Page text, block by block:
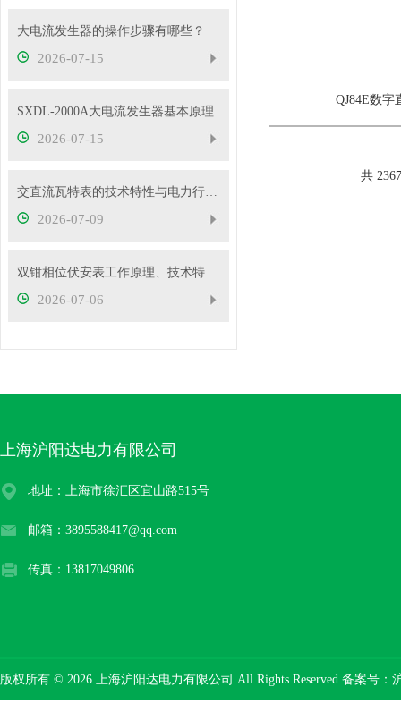
大电流发生器的操作步骤有哪些？
2026-07-15
SXDL-2000A大电流发生器基本原理
2026-07-15
交直流瓦特表的技术特性与电力行业应用实践
2026-07-09
双钳相位伏安表工作原理、技术特性与电力现场应用解析
2026-07-06
QJ84E数字
共
上海沪阳达电力有限公司
地址：上海市徐汇区宜山路515号
邮箱：3895588417@qq.com
传真：13817049806
版权所有 © 2026 上海沪阳达电力有限公司 All Rights Reserved 备案号：